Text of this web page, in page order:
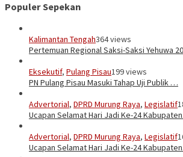
Populer Sepekan
Kalimantan Tengah364 views
Pertemuan Regional Saksi-Saksi Yehuwa
Eksekutif, Pulang Pisau199 views
PN Pulang Pisau Masuki Tahap Uji Publik …
Advertorial, DPRD Murung Raya, Legislatif
Ucapan Selamat Hari Jadi Ke-24
Advertorial, DPRD Murung Raya, Legislatif
Ucapan Selamat Hari Jadi Ke-24